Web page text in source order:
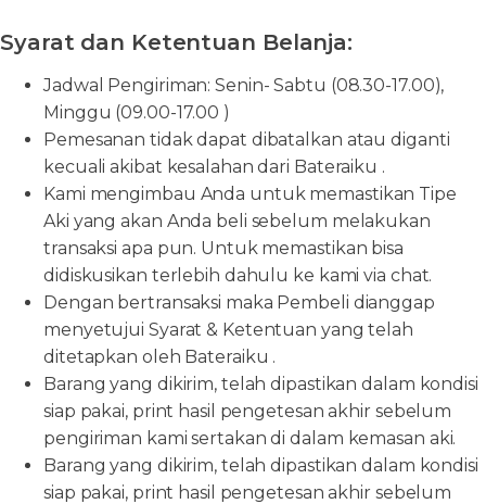
Syarat dan Ketentuan Belanja:
Jadwal Pengiriman: Senin- Sabtu (08.30-17.00),
Minggu (09.00-17.00 )
Pemesanan tidak dapat dibatalkan atau diganti
kecuali akibat kesalahan dari Bateraiku .
Kami mengimbau Anda untuk memastikan Tipe
Aki yang akan Anda beli sebelum melakukan
transaksi apa pun. Untuk memastikan bisa
didiskusikan terlebih dahulu ke kami via chat.
Dengan bertransaksi maka Pembeli dianggap
menyetujui Syarat & Ketentuan yang telah
ditetapkan oleh Bateraiku .
Barang yang dikirim, telah dipastikan dalam kondisi
siap pakai, print hasil pengetesan akhir sebelum
pengiriman kami sertakan di dalam kemasan aki.
Barang yang dikirim, telah dipastikan dalam kondisi
siap pakai, print hasil pengetesan akhir sebelum